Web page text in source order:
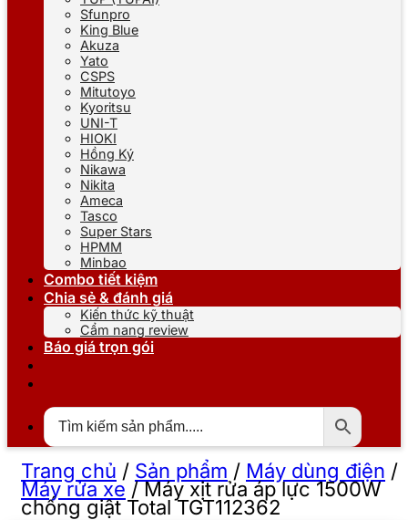
Sfunpro
King Blue
Akuza
Yato
CSPS
Mitutoyo
Kyoritsu
UNI-T
HIOKI
Hồng Ký
Nikawa
Nikita
Ameca
Tasco
Super Stars
HPMM
Minbao
Combo tiết kiệm
Chia sẻ & đánh giá
Kiến thức kỹ thuật
Cẩm nang review
Báo giá trọn gói
Trang chủ / Sản phẩm / Máy dùng điện /
Máy rửa xe /Máy xịt rửa áp lực 1500W
chống giật Total TGT112362